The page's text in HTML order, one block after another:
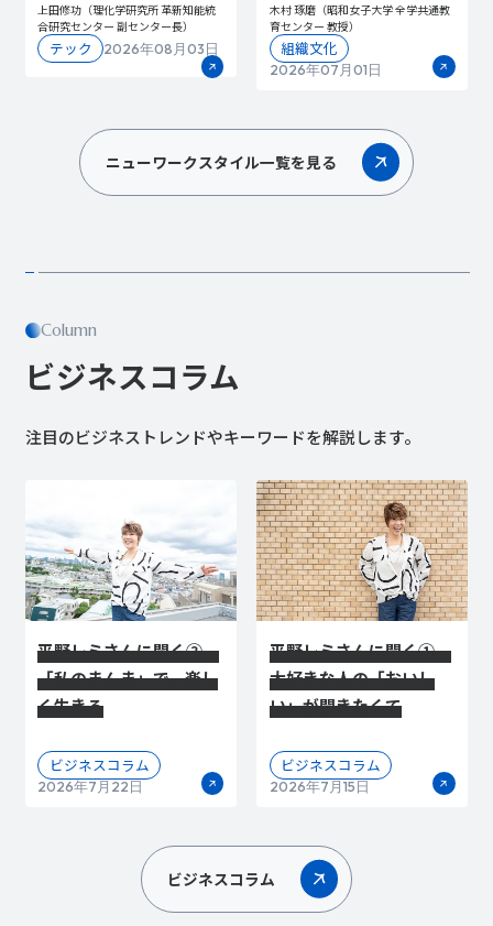
上田修功（理化学研究所 革新知能統
合研究センター 副センター長）
2026年08月03日
テック
木村 琢磨（昭和女子大学 全学共通教
育センター 教授）
2026年07月01日
組織文化
ニューワークスタイル一覧を見る
Column
ビジネスコラム
注目のビジネストレンドやキーワードを解説します。
平野レミさんに聞く②
「私のまんま」で、楽し
く生きる
2026年7月22日
ビジネスコラム
平野レミさんに聞く①
大好きな人の「おいし
い」が聞きたくて
2026年7月15日
ビジネスコラム
ビジネスコラム